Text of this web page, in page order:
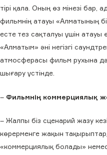
тірі қала. Оның өз мінезі
фильмнің атауы «Алматының
есте тез сақталуы үшін
«Алматым» әні негізгі
атмосферасы фильм рухына
шығару үстінде.
– Фильмнің коммерциялық
– Жалпы біз сценарий жазу
көрерменге жақын
«коммерциялық болады»